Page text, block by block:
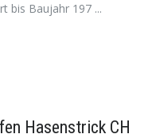
bis Baujahr 197 ...
Hasenstrick CH